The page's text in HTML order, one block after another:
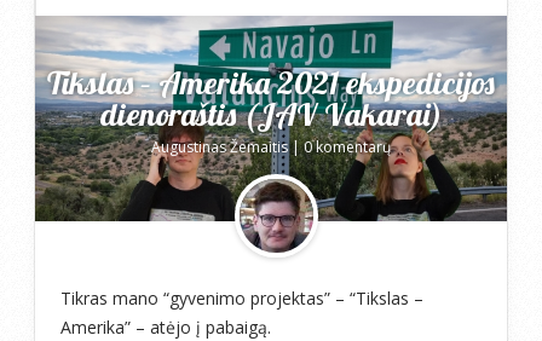
Tikslas – Amerika 2021 ekspedicijos
dienoraštis (JAV Vakarai)
Augustinas Žemaitis|0 komentarų
Tikras mano “gyvenimo projektas” – “Tikslas –
Amerika” – atėjo į pabaigą.